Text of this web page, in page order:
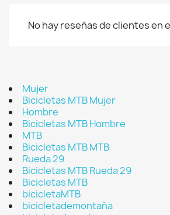
No hay reseñas de clientes en
Mujer
Bicicletas MTB Mujer
Hombre
Bicicletas MTB Hombre
MTB
Bicicletas MTB MTB
Rueda 29
Bicicletas MTB Rueda 29
Bicicletas MTB
bicicletaMTB
bicicletademontaña